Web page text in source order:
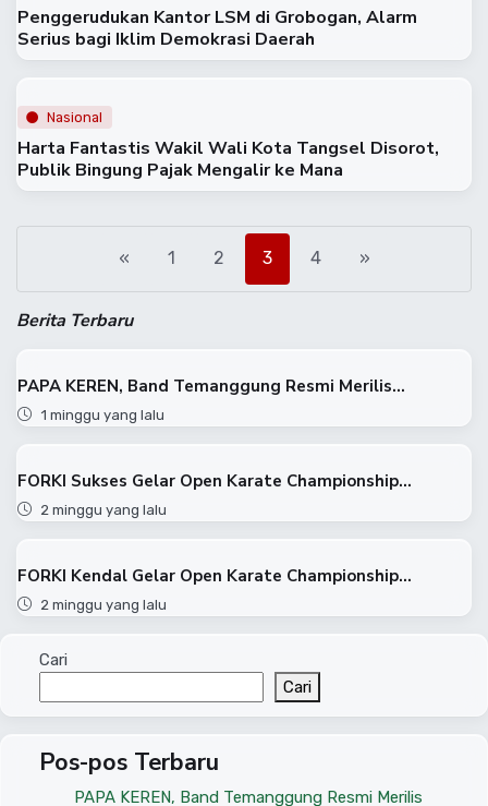
Penggerudukan Kantor LSM di Grobogan, Alarm
Serius bagi Iklim Demokrasi Daerah
Nasional
Harta Fantastis Wakil Wali Kota Tangsel Disorot,
Publik Bingung Pajak Mengalir ke Mana
« 1 2 3 4 »
Berita Terbaru
PAPA KEREN, Band Temanggung Resmi Merilis...
1 minggu yang lalu
FORKI Sukses Gelar Open Karate Championship...
2 minggu yang lalu
FORKI Kendal Gelar Open Karate Championship...
2 minggu yang lalu
Cari
Cari
Pos-pos Terbaru
PAPA KEREN, Band Temanggung Resmi Merilis